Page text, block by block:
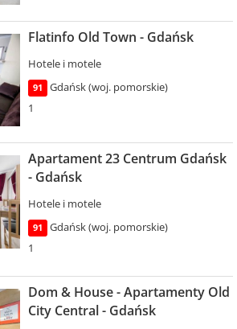
Flatinfo Old Town - Gdańsk
Hotele i motele
91
Gdańsk (woj. pomorskie)
1
Apartament 23 Centrum Gdańsk
- Gdańsk
Hotele i motele
91
Gdańsk (woj. pomorskie)
1
Dom & House - Apartamenty Old
City Central - Gdańsk